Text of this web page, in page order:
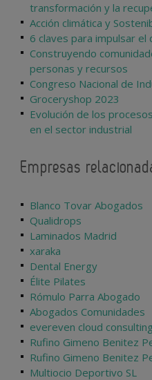
transformación y la
Acción climática y
6 claves para impulsar
Construyendo
personas y recursos
Congreso Nacional de
Groceryshop 2023
Evolución de los
en el sector industrial
Empresas
Blanco Tovar Abogados
Qualidrops
Laminados Madrid
xaraka
Dental Energy
Élite Pilates
Rómulo Parra Abogado
Abogados Comunidades
evereven cloud
Rufino Gimeno Benitez
Rufino Gimeno Benitez
Multiocio Deportivo SL